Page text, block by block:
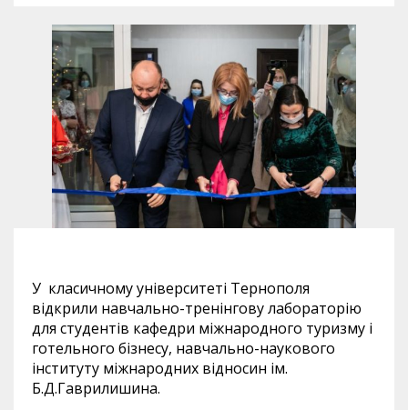
У класичному університеті Тернополя
відкрили навчально-тренінгову лабораторію
для студентів кафедри міжнародного туризму і
готельного бізнесу, навчально-наукового
інституту міжнародних відносин ім.
Б.Д.Гаврилишина.